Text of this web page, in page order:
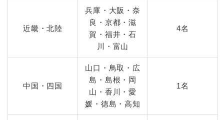
近畿・北陸
兵庫・大阪・奈
良・京都・滋
賀・福井・石
川・富山
4名
中国・四国
山口・鳥取・広
島・島根・岡
山・香川・愛
媛・徳島・高知
1名